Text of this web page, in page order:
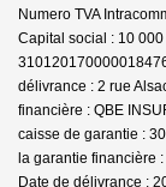
Numero TVA
Capital social : 10
délivrance : 2 rue
financière : QBE
caisse de garantie :
la garantie financière
Date de délivrance :